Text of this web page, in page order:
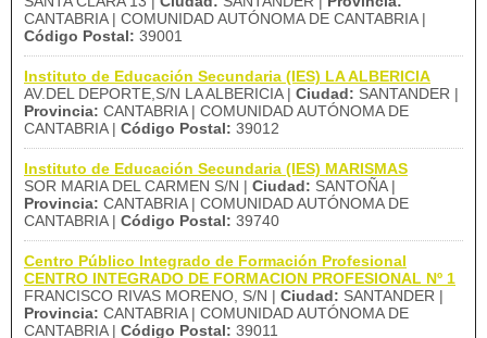
CANTABRIA | COMUNIDAD AUTÓNOMA DE CANTABRIA |
Código Postal: 39001
Instituto de Educación Secundaria (IES) LA ALBERICIA
AV.DEL DEPORTE,S/N LA ALBERICIA | Ciudad: SANTANDER |
Provincia: CANTABRIA | COMUNIDAD AUTÓNOMA DE
CANTABRIA | Código Postal: 39012
Instituto de Educación Secundaria (IES) MARISMAS
SOR MARIA DEL CARMEN S/N | Ciudad: SANTOÑA |
Provincia: CANTABRIA | COMUNIDAD AUTÓNOMA DE
CANTABRIA | Código Postal: 39740
Centro Público Integrado de Formación Profesional
CENTRO INTEGRADO DE FORMACION PROFESIONAL Nº 1
FRANCISCO RIVAS MORENO, S/N | Ciudad: SANTANDER |
Provincia: CANTABRIA | COMUNIDAD AUTÓNOMA DE
CANTABRIA | Código Postal: 39011